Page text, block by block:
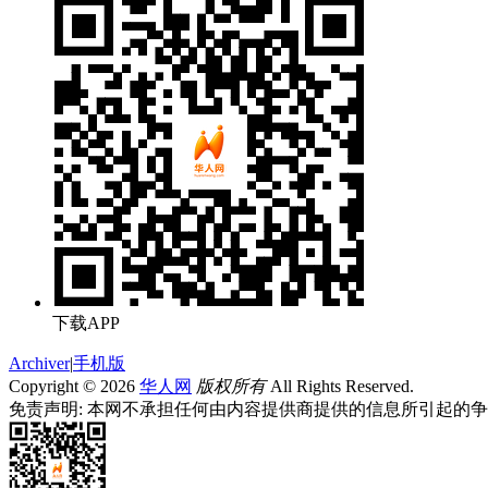
下载APP
Archiver|手机版
Copyright © 2026 华人网 版权所有All Rights Reserved.
免责声明: 本网不承担任何由内容提供商提供的信息所引起的争